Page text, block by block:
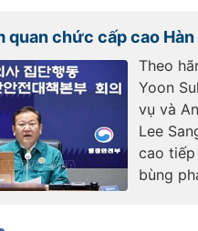
quan chức cấp cao
Theo
Yoon
vụ và
Lee
cao
bùng